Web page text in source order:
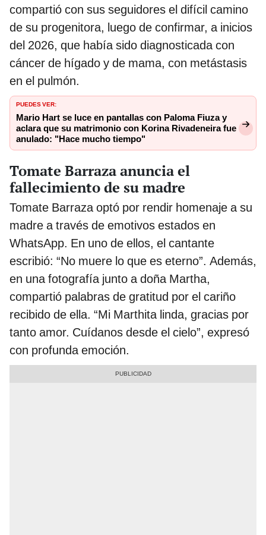
compartió con sus seguidores el difícil camino
de su progenitora, luego de confirmar, a inicios
del 2026, que había sido diagnosticada con
cáncer de hígado y de mama, con metástasis
en el pulmón.
PUEDES VER:
Mario Hart se luce en pantallas con Paloma Fiuza y
aclara que su matrimonio con Korina Rivadeneira fue
anulado: "Hace mucho tiempo"
Tomate Barraza anuncia el
fallecimiento de su madre
Tomate Barraza optó por rendir homenaje a su
madre a través de emotivos estados en
WhatsApp. En uno de ellos, el cantante
escribió: “No muere lo que es eterno”. Además,
en una fotografía junto a doña Martha,
compartió palabras de gratitud por el cariño
recibido de ella. “Mi Marthita linda, gracias por
tanto amor. Cuídanos desde el cielo”, expresó
con profunda emoción.